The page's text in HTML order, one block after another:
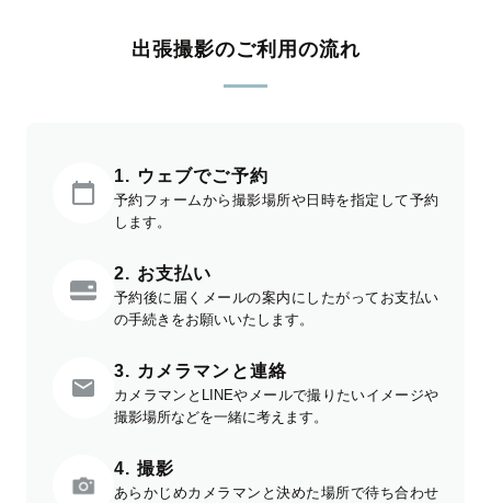
出張撮影のご利用の流れ
1. ウェブでご予約
予約フォームから撮影場所や日時を指定して予約
します。
2. お支払い
予約後に届くメールの案内にしたがってお支払い
の手続きをお願いいたします。
3. カメラマンと連絡
カメラマンとLINEやメールで撮りたいイメージや
撮影場所などを一緒に考えます。
4. 撮影
あらかじめカメラマンと決めた場所で待ち合わせ